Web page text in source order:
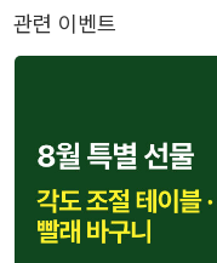
관련 이벤트